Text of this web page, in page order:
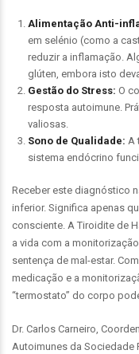
Alimentação Anti-
em selénio (como a
reduzir a inflamação.
glúten, embora isto
Gestão do Stress: O
resposta autoimune.
valiosas.
Sono de Qualidade: A
sistema endócrino
Receber este diagnóstico
inferior. Significa apenas
consciente. A Tiroidite de
a vida com a
sentença de mal-estar.
medicação e a
“termostato” do corpo
Dr. Carlos Carneiro,
Autoimunes da Sociedade